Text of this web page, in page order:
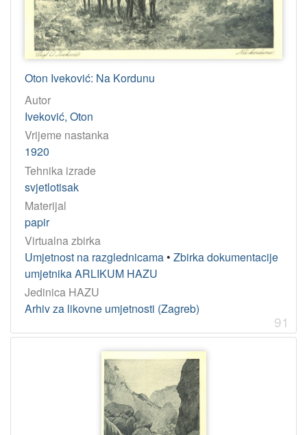
Oton Iveković: Na Kordunu
Autor
Iveković, Oton
Vrijeme nastanka
1920
Tehnika izrade
svjetlotisak
Materijal
papir
Virtualna zbirka
Umjetnost na razglednicama • Zbirka dokumentacije
umjetnika ARLIKUM HAZU
Jedinica HAZU
Arhiv za likovne umjetnosti (Zagreb)
91